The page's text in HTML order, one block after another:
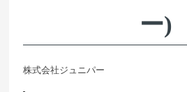
ー)
株式会社ジュニパー